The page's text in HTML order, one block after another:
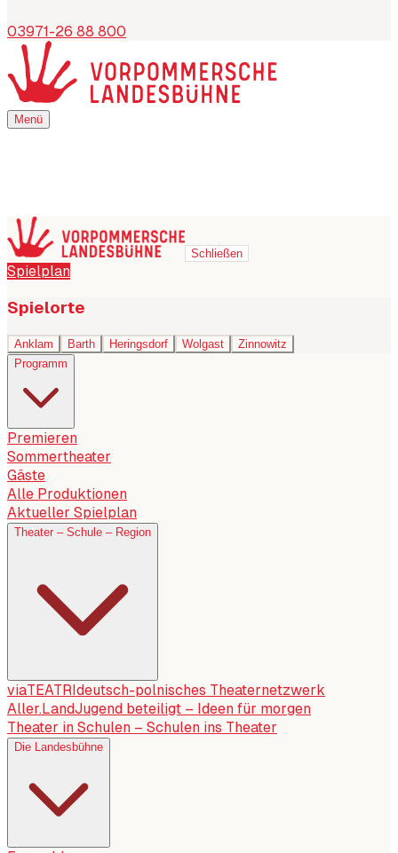
03971-26 88 800
Menü
Menü
Schließen
Spielplan
Spielorte
Anklam Barth Heringsdorf Wolgast
Zinnowitz
Programm
Premieren
Sommertheater
Gäste
Alle Produktionen
Aktueller Spielplan
Theater – Schule – Region
viaTEATRI deutsch-polnisches Theaternetzwerk
Aller.LandJugend beteiligt – Ideen für morgen
Theater in Schulen – Schulen ins Theater
Die Landesbühne